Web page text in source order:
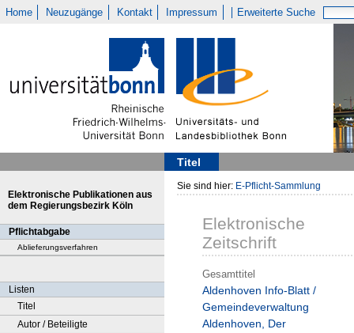
Home Neuzugänge Kontakt Impressum Erweiterte Suche
Titel
Elektronische Publikationen aus
dem Regierungsbezirk Köln
Pflichtabgabe
Ablieferungsverfahren
Listen
Titel
Autor / Beteiligte
Sie sind hier: E-Pflicht-Sammlung
Elektronische
Zeitschrift
Gesamttitel
Aldenhoven Info-Blatt /
Gemeindeverwaltung
Aldenhoven, Der